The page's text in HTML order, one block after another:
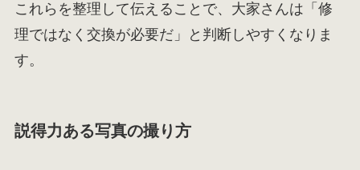
これらを整理して伝えることで、大家さんは「修
理ではなく交換が必要だ」と判断しやすくなりま
す。
説得力ある写真の撮り方